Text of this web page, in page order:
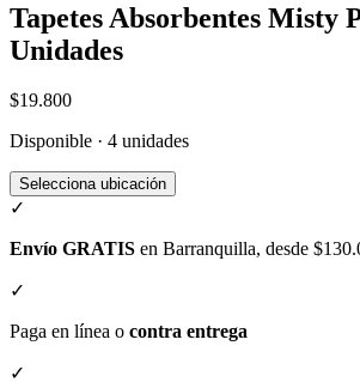
Tapetes Absorbentes Misty
Unidades
$19.800
Disponible · 4 unidades
Selecciona ubicación
✓
Envío GRATIS en Barranquilla, desde
✓
Paga en línea o contra entrega
✓